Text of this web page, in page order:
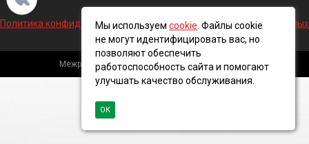
Политика конфиденциальности и обработки персональных данных
Межрегиональная кабельная компания, 2016 ©
Мы используем cookie . Файлы cookie
не могут идентифицировать вас, но
позволяют обеспечить
работоспособность сайта и помогают
улучшать качество обслуживания.
ОК